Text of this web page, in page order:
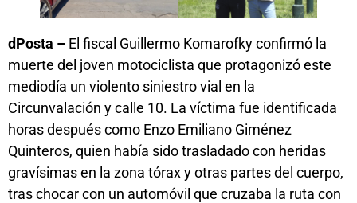
dPosta – El fiscal Guillermo Komarofky confirmó la
muerte del joven motociclista que protagonizó este
mediodía un violento siniestro vial en la
Circunvalación y calle 10. La víctima fue identificada
horas después como Enzo Emiliano Giménez
Quinteros, quien había sido trasladado con heridas
gravísimas en la zona tórax y otras partes del cuerpo,
tras chocar con un automóvil que cruzaba la ruta con